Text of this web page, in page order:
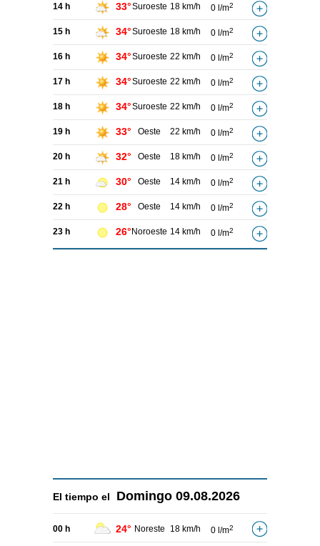
14 h 33°Suroeste 18 km/h 0 l/m2
15 h 34°Suroeste 18 km/h 0 l/m2
16 h 34°Suroeste 22 km/h 0 l/m2
17 h 34°Suroeste 22 km/h 0 l/m2
18 h 34°Suroeste 22 km/h 0 l/m2
19 h 33° Oeste 22 km/h 0 l/m2
20 h 32° Oeste 18 km/h 0 l/m2
21 h 30° Oeste 14 km/h 0 l/m2
22 h 28° Oeste 14 km/h 0 l/m2
23 h 26° Noroeste 14 km/h 0 l/m2
El tiempo el Domingo 09.08.2026
00 h 24° Noreste 18 km/h 0 l/m2